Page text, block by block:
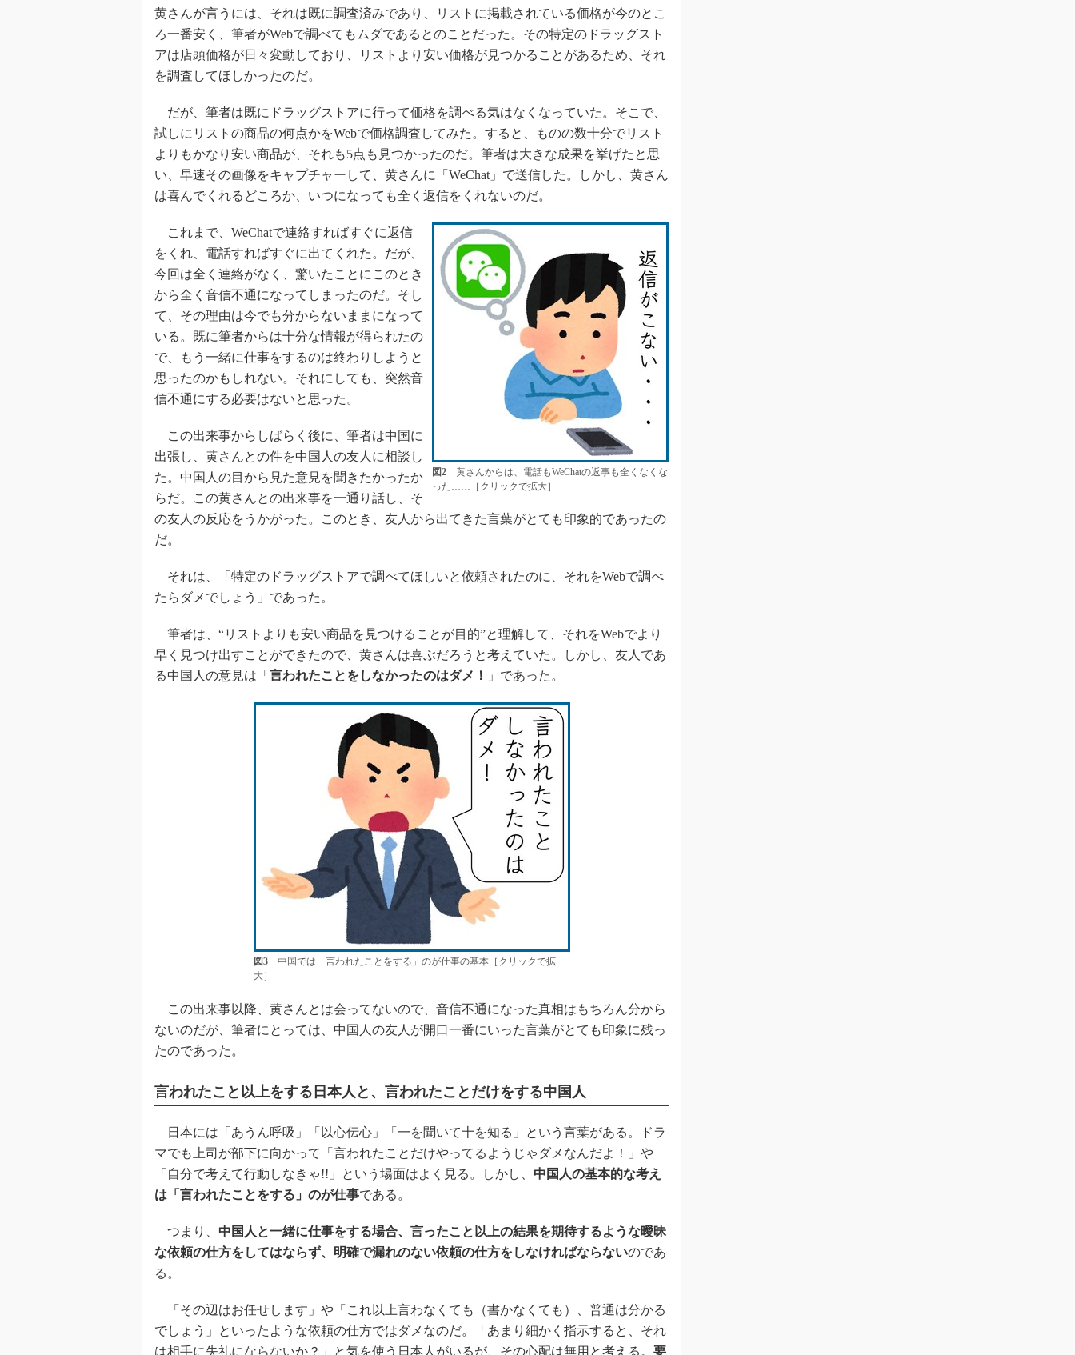
黄さんが言うには、それは既に調査済みであり、リストに掲載されている価格が今のとこ
ろ一番安く、筆者がWebで調べてもムダであるとのことだった。その特定のドラッグスト
アは店頭価格が日々変動しており、リストより安い価格が見つかることがあるため、それ
を調査してほしかったのだ。
だが、筆者は既にドラッグストアに行って価格を調べる気はなくなっていた。そこで、
試しにリストの商品の何点かをWebで価格調査してみた。すると、ものの数十分でリスト
よりもかなり安い商品が、それも5点も見つかったのだ。筆者は大きな成果を挙げたと思
い、早速その画像をキャプチャーして、黄さんに「WeChat」で送信した。しかし、黄さん
は喜んでくれるどころか、いつになっても全く返信をくれないのだ。
図2 黄さんからは、電話もWeChatの返事も全くなくな
った……［クリックで拡大］
これまで、WeChatで連絡すればすぐに返信
をくれ、電話すればすぐに出てくれた。だが、
今回は全く連絡がなく、驚いたことにこのとき
から全く音信不通になってしまったのだ。そし
て、その理由は今でも分からないままになって
いる。既に筆者からは十分な情報が得られたの
で、もう一緒に仕事をするのは終わりしようと
思ったのかもしれない。それにしても、突然音
信不通にする必要はないと思った。
この出来事からしばらく後に、筆者は中国に
出張し、黄さんとの件を中国人の友人に相談し
た。中国人の目から見た意見を聞きたかったか
らだ。この黄さんとの出来事を一通り話し、そ
の友人の反応をうかがった。このとき、友人から出てきた言葉がとても印象的であったの
だ。
それは、「特定のドラッグストアで調べてほしいと依頼されたのに、それをWebで調べ
たらダメでしょう」であった。
筆者は、“リストよりも安い商品を見つけることが目的”と理解して、それをWebでより
早く見つけ出すことができたので、黄さんは喜ぶだろうと考えていた。しかし、友人であ
る中国人の意見は「 言われたことをしなかったのはダメ！ 」であった。
図3中国では「言われたことをする」のが仕事の基本［クリックで拡
大］
この出来事以降、黄さんとは会ってないので、音信不通になった真相はもちろん分から
ないのだが、筆者にとっては、中国人の友人が開口一番にいった言葉がとても印象に残っ
たのであった。
言われたこと以上をする日本人と、言われたことだけをする中国人
日本には「あうん呼吸」「以心伝心」「一を聞いて十を知る」という言葉がある。ドラ
マでも上司が部下に向かって「言われたことだけやってるようじゃダメなんだよ！」や
「自分で考えて行動しなきゃ!!」という場面はよく見る。しかし、 中国人の基本的な考え
は「言われたことをする」のが仕事である。
つまり、 中国人と一緒に仕事をする場合、言ったこと以上の結果を期待するような曖昧
な依頼の仕方をしてはならず、明確で漏れのない依頼の仕方をしなければならないのであ
る。
「その辺はお任せします」や「これ以上言わなくても（書かなくても）、普通は分かる
でしょう」といったような依頼の仕方ではダメなのだ。「あまり細かく指示すると、それ
は相手に失礼にならないか？」と気を使う日本人がいるが、その心配は無用と考える。 要